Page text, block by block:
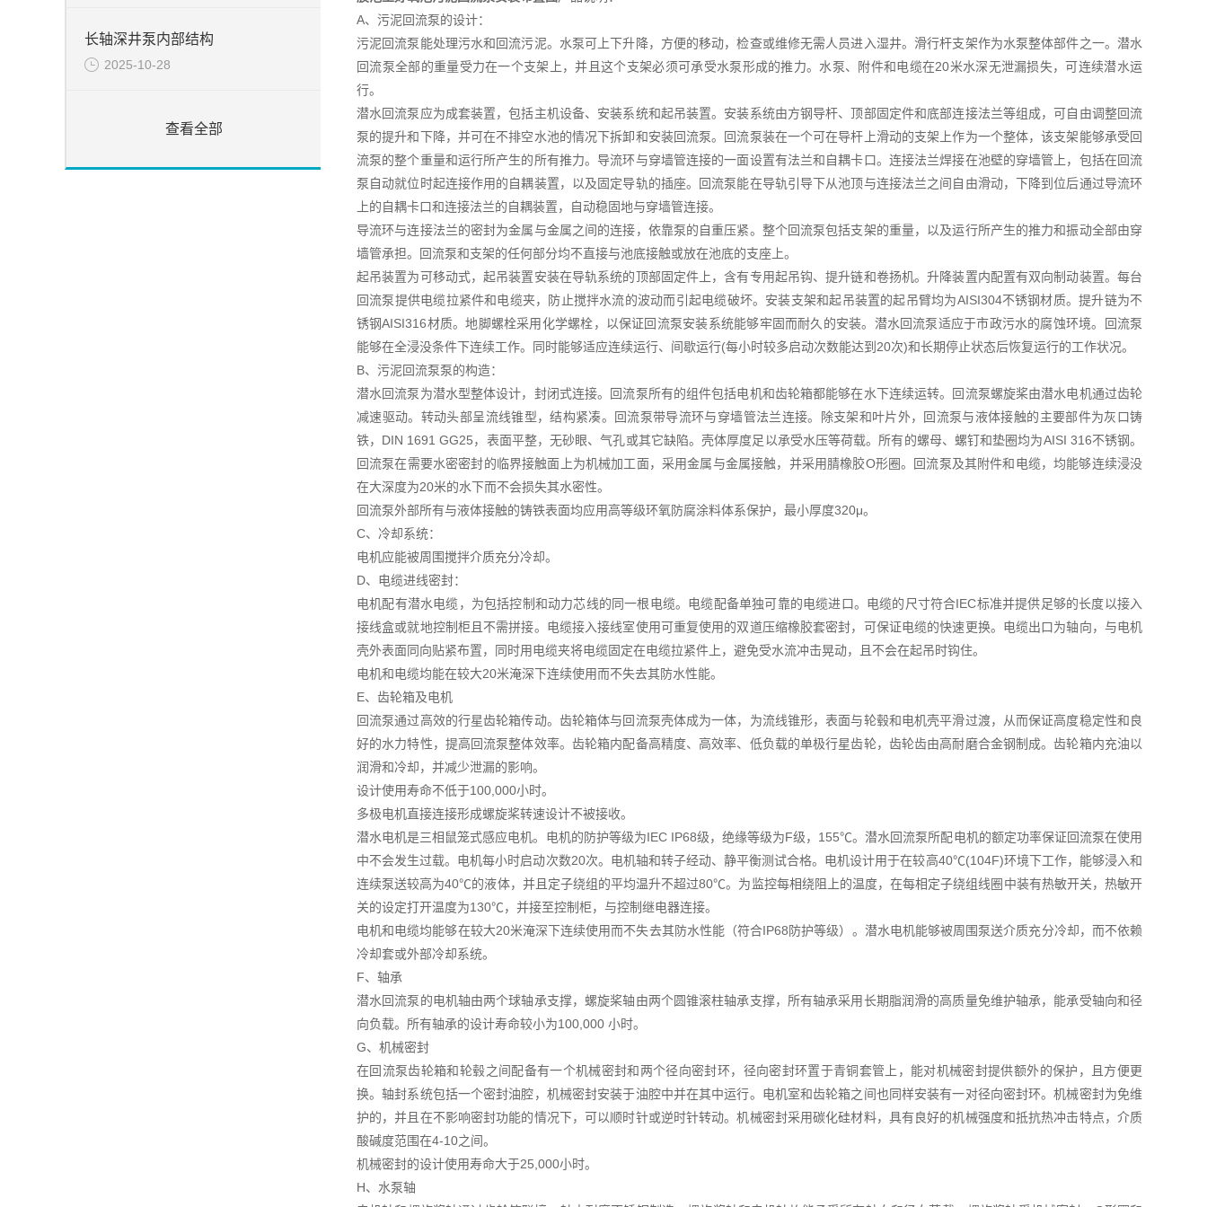
长轴深井泵内部结构
2025-10-28
查看全部
A、污泥回流泵的设计：
污泥回流泵能处理污水和回流污泥。水泵可上下升降，方便的移动，检查或维修无需人员进入湿井。滑行杆支架作为水泵整体部件之一。潜水
回流泵全部的重量受力在一个支架上，并且这个支架必须可承受水泵形成的推力。水泵、附件和电缆在20米水深无泄漏损失，可连续潜水运
行。
潜水回流泵应为成套装置，包括主机设备、安装系统和起吊装置。安装系统由方钢导杆、顶部固定件和底部连接法兰等组成，可自由调整回流
泵的提升和下降，并可在不排空水池的情况下拆卸和安装回流泵。回流泵装在一个可在导杆上滑动的支架上作为一个整体，该支架能够承受回
流泵的整个重量和运行所产生的所有推力。导流环与穿墙管连接的一面设置有法兰和自耦卡口。连接法兰焊接在池壁的穿墙管上，包括在回流
泵自动就位时起连接作用的自耦装置，以及固定导轨的插座。回流泵能在导轨引导下从池顶与连接法兰之间自由滑动，下降到位后通过导流环
上的自耦卡口和连接法兰的自耦装置，自动稳固地与穿墙管连接。
导流环与连接法兰的密封为金属与金属之间的连接，依靠泵的自重压紧。整个回流泵包括支架的重量，以及运行所产生的推力和振动全部由穿
墙管承担。回流泵和支架的任何部分均不直接与池底接触或放在池底的支座上。
起吊装置为可移动式，起吊装置安装在导轨系统的顶部固定件上，含有专用起吊钩、提升链和卷扬机。升降装置内配置有双向制动装置。每台
回流泵提供电缆拉紧件和电缆夹，防止搅拌水流的波动而引起电缆破坏。安装支架和起吊装置的起吊臂均为AISI304不锈钢材质。提升链为不
锈钢AISI316材质。地脚螺栓采用化学螺栓，以保证回流泵安装系统能够牢固而耐久的安装。潜水回流泵适应于市政污水的腐蚀环境。回流泵
能够在全浸没条件下连续工作。同时能够适应连续运行、间歇运行(每小时较多启动次数能达到20次)和长期停止状态后恢复运行的工作状况。
B、污泥回流泵泵的构造：
潜水回流泵为潜水型整体设计，封闭式连接。回流泵所有的组件包括电机和齿轮箱都能够在水下连续运转。回流泵螺旋桨由潜水电机通过齿轮
减速驱动。转动头部呈流线锥型，结构紧凑。回流泵带导流环与穿墙管法兰连接。除支架和叶片外，回流泵与液体接触的主要部件为灰口铸
铁，DIN 1691 GG25，表面平整，无砂眼、气孔或其它缺陷。壳体厚度足以承受水压等荷载。所有的螺母、螺钉和垫圈均为AISI 316不锈钢。
回流泵在需要水密密封的临界接触面上为机械加工面，采用金属与金属接触，并采用腈橡胶O形圈。回流泵及其附件和电缆，均能够连续浸没
在大深度为20米的水下而不会损失其水密性。
回流泵外部所有与液体接触的铸铁表面均应用高等级环氧防腐涂料体系保护，最小厚度320μ。
C、冷却系统：
电机应能被周围搅拌介质充分冷却。
D、电缆进线密封：
电机配有潜水电缆，为包括控制和动力芯线的同一根电缆。电缆配备单独可靠的电缆进口。电缆的尺寸符合IEC标准并提供足够的长度以接入
接线盒或就地控制柜且不需拼接。电缆接入接线室使用可重复使用的双道压缩橡胶套密封，可保证电缆的快速更换。电缆出口为轴向，与电机
壳外表面同向贴紧布置，同时用电缆夹将电缆固定在电缆拉紧件上，避免受水流冲击晃动，且不会在起吊时钩住。
电机和电缆均能在较大20米淹深下连续使用而不失去其防水性能。
E、齿轮箱及电机
回流泵通过高效的行星齿轮箱传动。齿轮箱体与回流泵壳体成为一体，为流线锥形，表面与轮毂和电机壳平滑过渡，从而保证高度稳定性和良
好的水力特性，提高回流泵整体效率。齿轮箱内配备高精度、高效率、低负载的单极行星齿轮，齿轮齿由高耐磨合金钢制成。齿轮箱内充油以
润滑和冷却，并减少泄漏的影响。
设计使用寿命不低于100,000小时。
多极电机直接连接形成螺旋桨转速设计不被接收。
潜水电机是三相鼠笼式感应电机。电机的防护等级为IEC IP68级，绝缘等级为F级，155℃。潜水回流泵所配电机的额定功率保证回流泵在使用
中不会发生过载。电机每小时启动次数20次。电机轴和转子经动、静平衡测试合格。电机设计用于在较高40℃(104F)环境下工作，能够浸入和
连续泵送较高为40℃的液体，并且定子绕组的平均温升不超过80℃。为监控每相绕阻上的温度，在每相定子绕组线圈中装有热敏开关，热敏开
关的设定打开温度为130℃，并接至控制柜，与控制继电器连接。
电机和电缆均能够在较大20米淹深下连续使用而不失去其防水性能（符合IP68防护等级）。潜水电机能够被周围泵送介质充分冷却，而不依赖
冷却套或外部冷却系统。
F、轴承
潜水回流泵的电机轴由两个球轴承支撑，螺旋桨轴由两个圆锥滚柱轴承支撑，所有轴承采用长期脂润滑的高质量免维护轴承，能承受轴向和径
向负载。所有轴承的设计寿命较小为100,000 小时。
G、机械密封
在回流泵齿轮箱和轮毂之间配备有一个机械密封和两个径向密封环，径向密封环置于青铜套管上，能对机械密封提供额外的保护，且方便更
换。轴封系统包括一个密封油腔，机械密封安装于油腔中并在其中运行。电机室和齿轮箱之间也同样安装有一对径向密封环。机械密封为免维
护的，并且在不影响密封功能的情况下，可以顺时针或逆时针转动。机械密封采用碳化硅材料，具有良好的机械强度和抵抗热冲击特点，介质
酸碱度范围在4-10之间。
机械密封的设计使用寿命大于25,000小时。
H、水泵轴